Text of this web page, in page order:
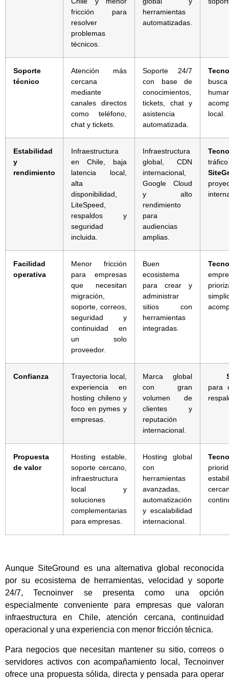
fricción para
resolver
problemas
técnicos.
herramientas
automatizadas.
Soporte
técnico
Atención más
cercana
mediante
canales directos
como teléfono,
chat y tickets.
Soporte 24/7
con base de
conocimientos,
tickets, chat y
asistencia
automatizada.
local.
Estabilidad
y
rendimiento
Infraestructura
en Chile, baja
latencia local,
alta
disponibilidad,
LiteSpeed,
respaldos y
seguridad
incluida.
Infraestructura
global, CDN
internacional,
Google Cloud
y alto
rendimiento
para
audiencias
amplias.
Facilidad
operativa
Menor fricción
para empresas
que necesitan
migración,
soporte, correos,
seguridad y
continuidad en
un solo
proveedor.
Buen
ecosistema
para crear y
administrar
sitios con
herramientas
integradas.
Confianza
Trayectoria local,
experiencia en
hosting chileno y
foco en pymes y
empresas.
Marca global
con gran
volumen de
clientes y
reputación
internacional.
para
Propuesta
de valor
Hosting estable,
soporte cercano,
infraestructura
local y
soluciones
complementarias
para empresas.
Hosting global
con
herramientas
avanzadas,
automatización
y escalabilidad
internacional.
Aunque SiteGround es una alternativa global reconocida
por su ecosistema de herramientas, velocidad y soporte
24/7, Tecnoinver se presenta como una opción
especialmente conveniente para empresas que valoran
infraestructura en Chile, atención cercana, continuidad
operacional y una experiencia con menor fricción técnica.
Para negocios que necesitan mantener su sitio, correos o
servidores activos con acompañamiento local, Tecnoinver
ofrece una propuesta sólida, directa y pensada para operar